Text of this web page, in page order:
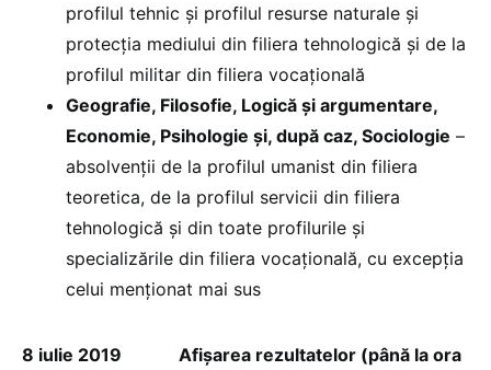
profilul tehnic și profilul resurse naturale și
protecția mediului din filiera tehnologică și de la
profilul militar din filiera vocațională
Geografie, Filosofie, Logică și argumentare,
Economie, Psihologie și, după caz, Sociologie –
absolvenții de la profilul umanist din filiera
teoretica, de la profilul servicii din filiera
tehnologică și din toate profilurile și
specializările din filiera vocațională, cu excepția
celui menționat mai sus
8 iulie 2019 Afișarea rezultatelor (până la ora